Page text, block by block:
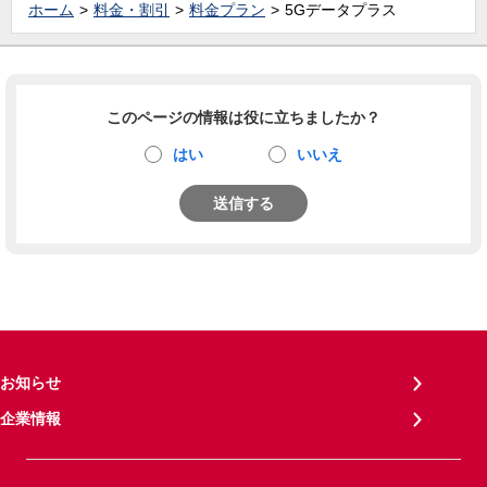
ホーム 料金・割引 料金プラン 5Gデータプラス
このページの情報は役に立ちましたか？
はい いいえ
送信する
お知らせ
企業情報